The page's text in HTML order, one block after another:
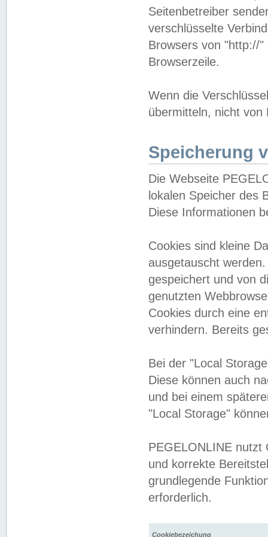
Seitenbetreiber
verschlüsselte
Browsers von "http://
Browserzeile.
Wenn die
übermitteln, nicht von
Speicherung
Die Webseite
lokalen Speicher des
Diese Informationen
Cookies sind kleine
ausgetauscht
gespeichert und von
genutzten
Cookies durch eine
verhindern. Bereits
Bei der "Local
Diese können auch
und bei einem
"Local Storage"
PEGELONLINE nutzt
und korrekte
grundlegende
erforderlich.
Cookiebezeichung